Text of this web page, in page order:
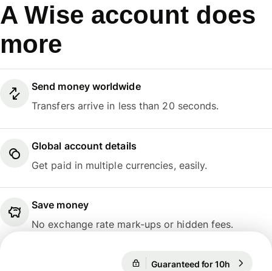
A Wise account does
more
Send money worldwide
Transfers arrive in less than 20 seconds.
Global account details
Get paid in multiple currencies, easily.
Save money
No exchange rate mark-ups or hidden fees.
Guaranteed for 10h